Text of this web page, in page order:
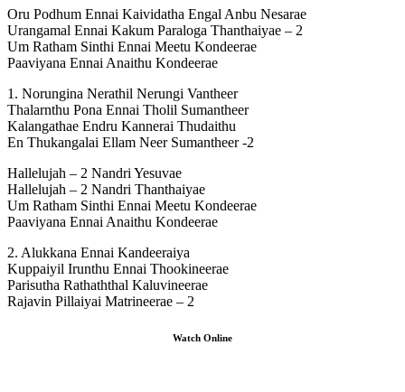
Oru Podhum Ennai Kaividatha Engal Anbu Nesarae
Urangamal Ennai Kakum Paraloga Thanthaiyae – 2
Um Ratham Sinthi Ennai Meetu Kondeerae
Paaviyana Ennai Anaithu Kondeerae
1. Norungina Nerathil Nerungi Vantheer
Thalarnthu Pona Ennai Tholil Sumantheer
Kalangathae Endru Kannerai Thudaithu
En Thukangalai Ellam Neer Sumantheer -2
Hallelujah – 2 Nandri Yesuvae
Hallelujah – 2 Nandri Thanthaiyae
Um Ratham Sinthi Ennai Meetu Kondeerae
Paaviyana Ennai Anaithu Kondeerae
2. Alukkana Ennai Kandeeraiya
Kuppaiyil Irunthu Ennai Thookineerae
Parisutha Rathaththal Kaluvineerae
Rajavin Pillaiyai Matrineerae – 2
Watch Online